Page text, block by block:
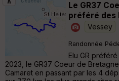
Le GR37
préféré des
Vessey
Randonnée
Elu GR
2023, le GR37 Coeur de
Camaret en passant par les 4